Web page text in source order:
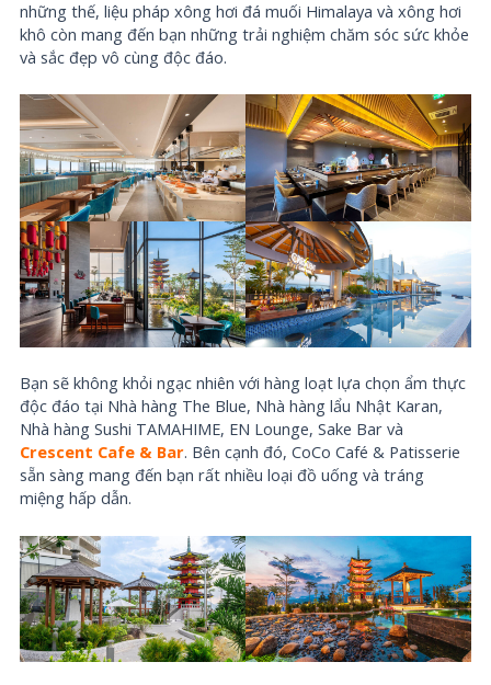
những thế, liệu pháp xông hơi đá muối Himalaya và xông hơi
khô còn mang đến bạn những trải nghiệm chăm sóc sức khỏe
và sắc đẹp vô cùng độc đáo.
Bạn sẽ không khỏi ngạc nhiên với hàng loạt lựa chọn ẩm thực
độc đáo tại Nhà hàng The Blue, Nhà hàng lẩu Nhật Karan,
Nhà hàng Sushi TAMAHIME, EN Lounge, Sake Bar và
Crescent Cafe & Bar. Bên cạnh đó, CoCo Café & Patisserie
sẵn sàng mang đến bạn rất nhiều loại đồ uống và tráng
miệng hấp dẫn.